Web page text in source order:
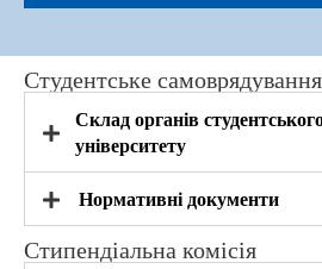
Студентське
Склад органів
університету
Нормативні документи
Стипендіальна комісія